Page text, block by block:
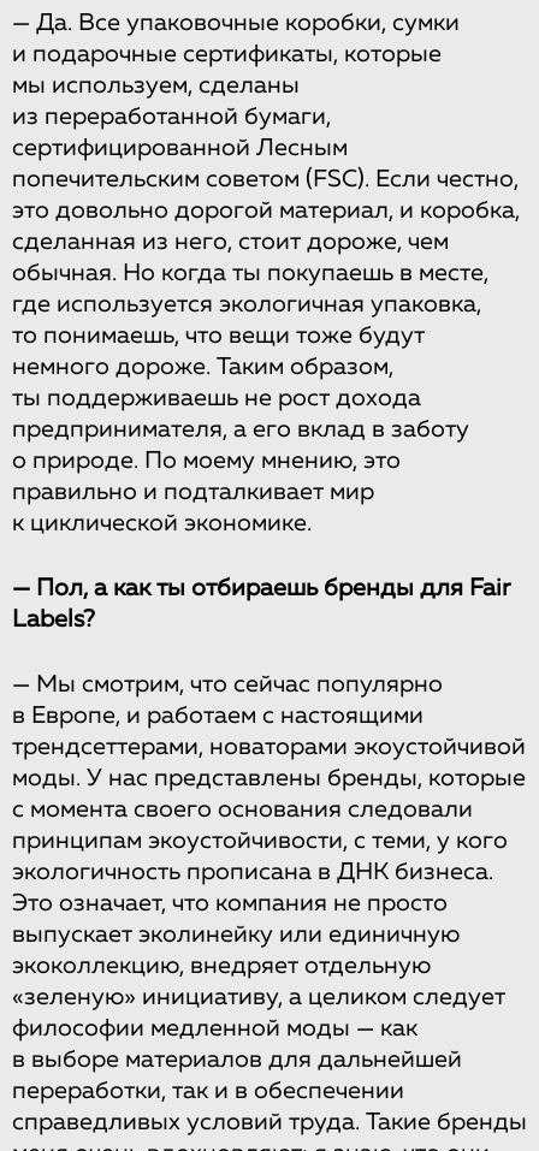
— Да. Все упаковочные коробки, сумки
и подарочные сертификаты, которые
мы используем, сделаны
из переработанной бумаги,
сертифицированной Лесным
попечительским советом (FSC). Если честно,
это довольно дорогой материал, и коробка,
сделанная из него, стоит дороже, чем
обычная. Но когда ты покупаешь в месте,
где используется экологичная упаковка,
то понимаешь, что вещи тоже будут
немного дороже. Таким образом,
ты поддерживаешь не рост дохода
предпринимателя, а его вклад в заботу
о природе. По моему мнению, это
правильно и подталкивает мир
к циклической экономике.
— Пол, а как ты отбираешь бренды для Fair
Labels?
— Мы смотрим, что сейчас популярно
в Европе, и работаем с настоящими
трендсеттерами, новаторами экоустойчивой
моды. У нас представлены бренды, которые
с момента своего основания следовали
принципам экоустойчивости, с теми, у кого
экологичность прописана в ДНК бизнеса.
Это означает, что компания не просто
выпускает эколинейку или единичную
экоколлекцию, внедряет отдельную
«зеленую» инициативу, а целиком следует
философии медленной моды — как
в выборе материалов для дальнейшей
переработки, так и в обеспечении
справедливых условий труда. Такие бренды